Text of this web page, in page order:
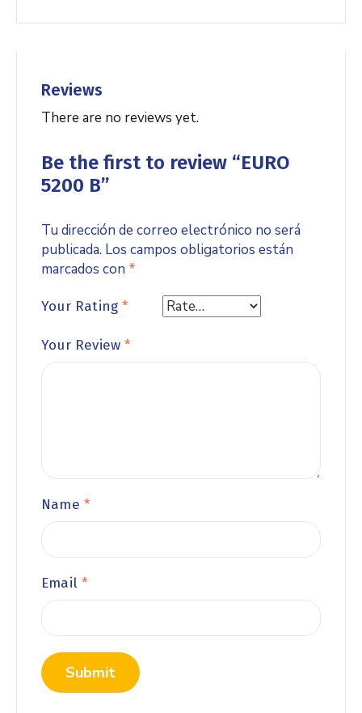
Reviews
There are no reviews yet.
Be the first to review “EURO
5200 B”
Tu dirección de correo electrónico no será
publicada. Los campos obligatorios están
marcados con *
Your Rating*
Your Review*
Name *
Email*